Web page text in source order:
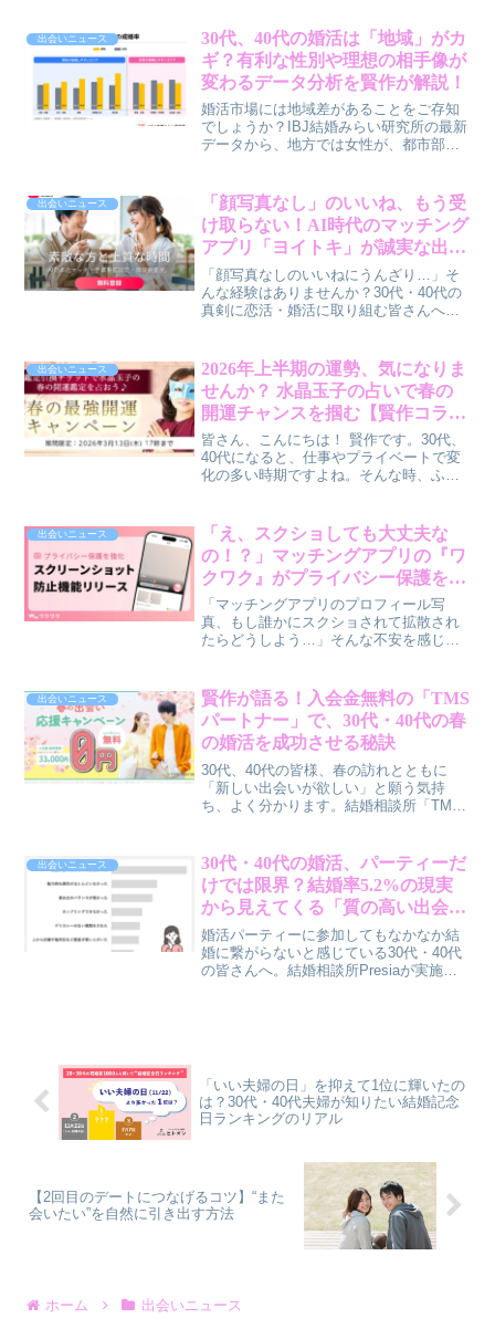
出会いニュース
30代、40代の婚活は「地域」がカ
ギ？有利な性別や理想の相手像が
変わるデータ分析を賢作が解説！
婚活市場には地域差があることをご存知
でしょうか？IBJ結婚みらい研究所の最新
データから、地方では女性が、都市部で
める条件の変化について、30代・40代の
皆さんに賢作が分かりやすく解説しま
す。自分の住む地域の特性を知り、賢く
婚活を進めるヒントを見つけましょう。
出会いニュース
「顔写真なし」のいいね、もう受
け取らない！AI時代のマッチング
アプリ「ヨイトキ」が誠実な出会
いを守る新設計を導入
「顔写真なしのいいねにうんざり…」そ
んな経験はありませんか？30代・40代の
真剣に恋活・婚活に取り組む皆さんへ。
ーザーからの「いいね」を自動で拒否す
る革新的な機能を導入しました。この記
事では、この新機能がなぜ重要なのか、
そしてそれが皆さんの出会いをどう変え
るのかを、筆者・賢作が本音で解説しま
す。
出会いニュース
2026年上半期の運勢、気になりま
せんか？ 水晶玉子の占いで春の
開運チャンスを掴む【賢作コラ
ム】
皆さん、こんにちは！ 賢作です。30代、
40代になると、仕事やプライベートで変
化の多い時期ですよね。そんな時、ふと
き上げるチャンスがあるんです。今回
は、有名占い師・水晶玉子さんの公式占
いサイト「エレメンタル占星術」で始ま
った『春の最強開運キャンペーン』につ
いて、賢作目線でご紹介します。
出会いニュース
「え、スクショしても大丈夫な
の！？」マッチングアプリの『ワ
クワク』がプライバシー保護を強
化する新機能をiOSアプリに導
入！
「マッチングアプリのプロフィール写
真、もし誰かにスクショされて拡散され
たらどうしよう…」そんな不安を感じた
リーンショットや画面収録時にプロフィ
ール写真に自動でぼかしをかける「スク
リーンショット防止機能」が導入されま
した。これで、もっと安心して出会いを
楽しめるようになりますね。
出会いニュース
賢作が語る！入会金無料の「TMS
パートナー」で、30代・40代の春
の婚活を成功させる秘訣
30代、40代の皆様、春の訪れとともに
「新しい出会いが欲しい」と願う気持
ち、よく分かります。結婚相談所「TMS
援キャンペーン」を実施します。賢作
が、なぜ今TMSパートナーが注目される
べきか、その魅力を本音で解説します。
出会いニュース
30代・40代の婚活、パーティーだ
けでは限界？結婚率5.2%の現実
から見えてくる「質の高い出会
い」の重要性
婚活パーティーに参加してもなかなか結
婚に繋がらないと感じている30代・40代
の皆さんへ。結婚相談所Presiaが実施し
の理由と具体的な不満について深掘りし
ます。
「いい夫婦の日」を抑えて1位に輝いたの
は？30代・40代夫婦が知りたい結婚記念
日ランキングのリアル
【2回目のデートにつなげるコツ】“また
会いたい”を自然に引き出す方法
ホーム 出会いニュース